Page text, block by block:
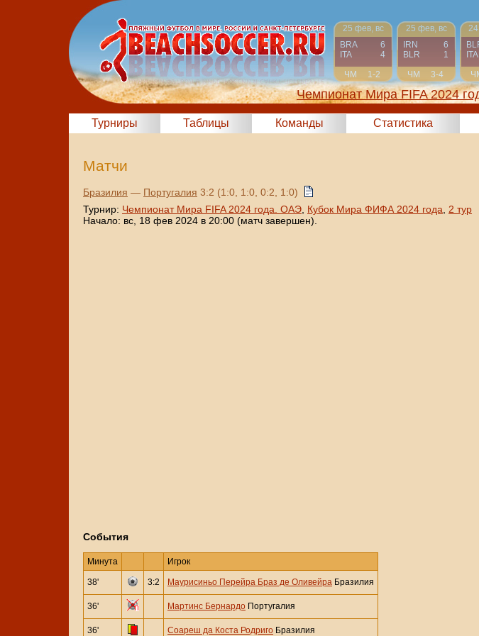
25 фев, вс
BRA
6
ITA
4
ЧМ
1-2
25 фев, вс
IRN
6
BLR
1
ЧМ
3-4
ITA
Чемпионат Мира FIFA 2024
Турниры Таблицы Команды Статистика
Матчи
Бразилия — Португалия 3:2 (1:0, 1:0, 0:2, 1:0)
Турнир: Чемпионат Мира FIFA 2024 года. ОАЭ Кубок Мира ФИФА 2024 года
2 тур
Начало: вс, 18 фев 2024 в 20:00 (матч завершен).
События
Минута Игрок
38' 3:2 Маурисиньо Перейра Браз де Оливейра Бразилия
36' Мартинс Бернардо Португалия
36' Соареш да Коста Родриго Бразилия